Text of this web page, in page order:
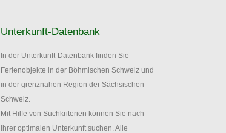
Unterkunft-Datenbank
In der Unterkunft-Datenbank finden Sie
Ferienobjekte in der Böhmischen Schweiz und
in der grenznahen Region der Sächsischen
Schweiz.
Mit Hilfe von Suchkriterien können Sie nach
Ihrer optimalen Unterkunft suchen. Alle